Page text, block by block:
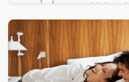
ينزل لها دعم حيث أنشأت
حساب المواطن لحماية الأسر